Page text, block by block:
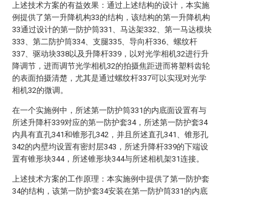
上述技术方案的有益效果：通过上述结构的设计，本实施
例提供了第一升降机构33的结构，该结构的第一升降机构
33通过设计的第一防护筒331、马达架332、第一马达模块
333、第二防护筒334、支腿335、导向杆336、螺纹杆
337、驱动块338以及升降杆339，以对光学相机32进行升
降调节，进而调节光学相机32的拍摄焦距进而将塑料齿轮
的表面拍摄清楚，尤其是通过螺纹杆337可以实现对光学
相机32的微调。
在一个实施例中，所述第一防护筒331的内底面设置有与
所述升降杆339对应的第一防护套34，所述第一防护套34
内具有直孔341和锥形孔342，并且所述直孔341、锥形孔
342的内壁均设置有密封层343，所述升降杆339的下端设
置有锥形块344，所述锥形块344与所述相机架31连接。
上述技术方案的工作原理：本实施例中提供了第一防护套
34的结构，该第一防护套34安装在第一防护筒331的内底